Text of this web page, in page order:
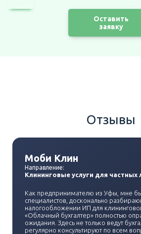
Оставить
заявку
Отзывы
Моби Клин
Направление:
Клининговые услуги для частных
Как предпринимателю из Уфы, мне
специалистов, досконально
налогообложении ИП для
«Облачный бухгалтер» полностью
ожидания. Здесь не только ведут
регулярно консультируют по всем